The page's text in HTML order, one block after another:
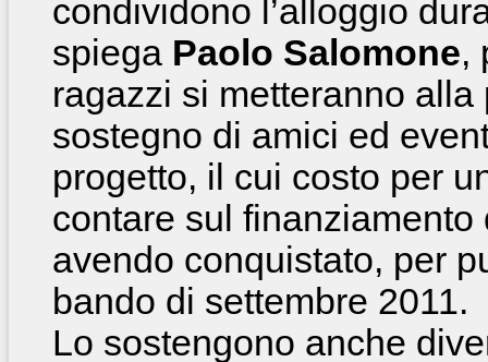
condividono l’alloggio
spiega Paolo Salomone,
ragazzi si metteranno alla
sostegno di amici ed
progetto, il cui costo per
contare sul
avendo conquistato, per
bando di settembre 2011.
Lo sostengono anche